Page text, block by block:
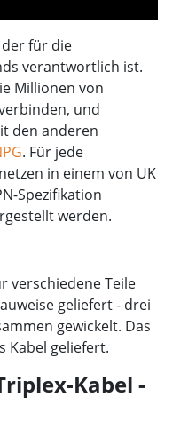
für die
verantwortlich ist.
Millionen von
und
den anderen
. Für jede
in einem von UK
Spezifikation
werden.
verschiedene Teile
geliefert - drei
gewickelt. Das
Kabel geliefert.
Kabel -